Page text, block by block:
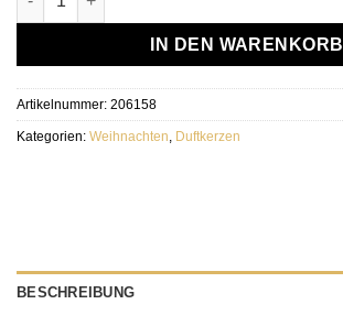
IN DEN WARENKORB
Artikelnummer: 206158
Kategorien: Weihnachten, Duftkerzen
BESCHREIBUNG